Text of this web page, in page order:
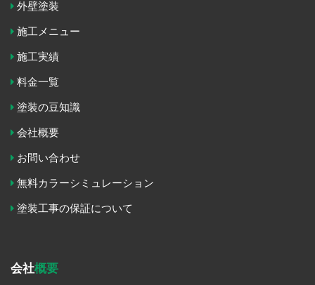
外壁塗装
施工メニュー
施工実績
料金一覧
塗装の豆知識
会社概要
お問い合わせ
無料カラーシミュレーション
塗装工事の保証について
会社概要